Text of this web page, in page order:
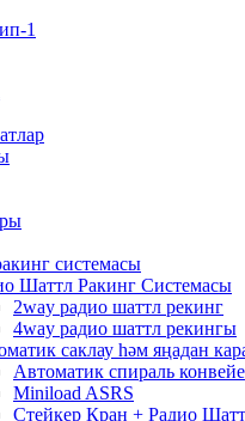
системасы
Шаттл Ракинг Системасы
2way радио шаттл рекинг
4way радио шаттл рекингы
саклау һәм яңадан
Автоматик спираль
Miniload ASRS
Стейкер Кран + Радио